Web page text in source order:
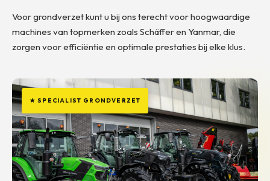
Voor grondverzet kunt u bij ons terecht voor hoogwaardige
machines van topmerken zoals Schäffer en Yanmar, die
zorgen voor efficiëntie en optimale prestaties bij elke klus.
★ SPECIALIST GRONDVERZET